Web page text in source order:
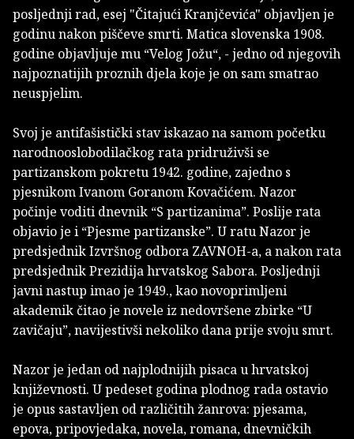
posljednji rad, esej "Čitajući Kranjčevića" objavljen je
godinu nakon piščeve smrti. Matica slovenska 1908.
godine objavljuje mu “Velog Jožu“, - jedno od njegovih
najpoznatijih proznih djela koje je on sam smatrao
neuspjelim.
Svoj je antifašistički stav iskazao na samom početku
narodnooslobodilačkog rata pridruživši se
partizanskom pokretu 1942. godine, zajedno s
pjesnikom Ivanom Goranom Kovačićem. Nazor
počinje voditi dnevnik “S partizanima”. Poslije rata
objavio je i “Pjesme partizanske”. U ratu Nazor je
predsjednik Izvršnog odbora ZAVNOH-a, a nakon rata
predsjednik Prezidija hrvatskog Sabora. Posljednji
javni nastup imao je 1949., kao novoprimljeni
akademik čitao je novele iz nedovršene zbirke “U
zavičaju”, navijestivši nekoliko dana prije svoju smrt.
Nazor je jedan od najplodnijih pisaca u hrvatskoj
književnosti. U pedeset godina plodnog rada ostavio
je opus sastavljen od različitih žanrova: pjesama,
epova, pripovjedaka, novela, romana, dnevničkih